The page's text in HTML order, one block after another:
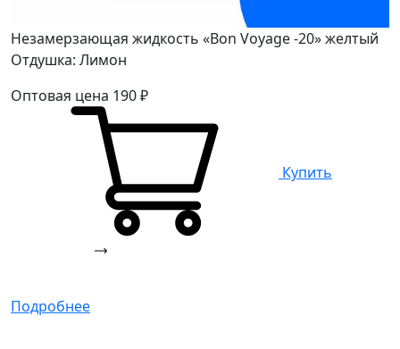
Незамерзающая жидкость «Bon Voyage -20» желтый
Отдушка: Лимон
Оптовая цена 190₽
Купить
Подробнее